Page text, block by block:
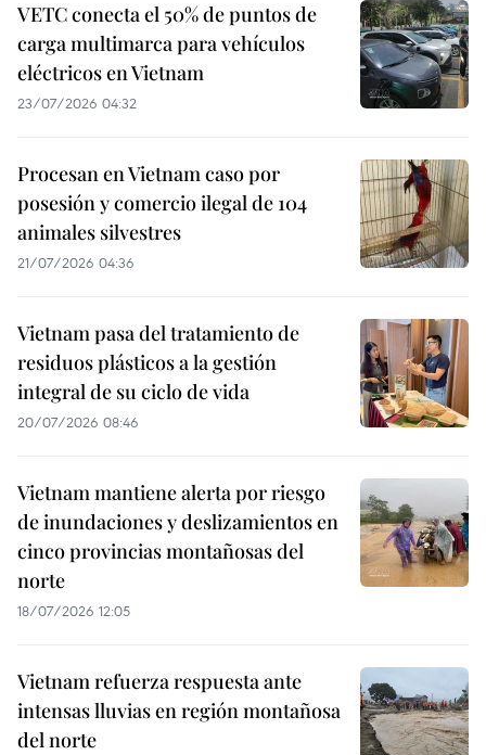
VETC conecta el 50% de puntos de
carga multimarca para vehículos
eléctricos en Vietnam
23/07/2026 04:32
Procesan en Vietnam caso por
posesión y comercio ilegal de 104
animales silvestres
21/07/2026 04:36
Vietnam pasa del tratamiento de
residuos plásticos a la gestión
integral de su ciclo de vida
20/07/2026 08:46
Vietnam mantiene alerta por riesgo
de inundaciones y deslizamientos en
cinco provincias montañosas del
norte
18/07/2026 12:05
Vietnam refuerza respuesta ante
intensas lluvias en región montañosa
del norte